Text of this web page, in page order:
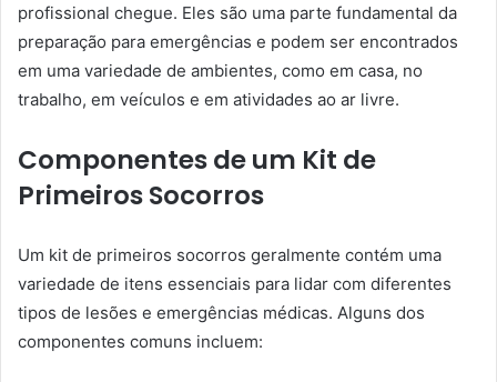
profissional chegue. Eles são uma parte fundamental da
preparação para emergências e podem ser encontrados
em uma variedade de ambientes, como em casa, no
trabalho, em veículos e em atividades ao ar livre.
Componentes de um Kit de
Primeiros Socorros
Um kit de primeiros socorros geralmente contém uma
variedade de itens essenciais para lidar com diferentes
tipos de lesões e emergências médicas. Alguns dos
componentes comuns incluem: